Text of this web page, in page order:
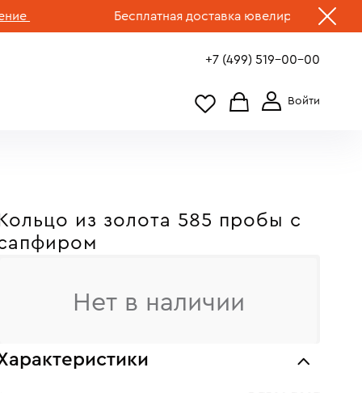
Бесплатная доставка ювелирных изделий по
+7 (499) 519-00-00
Кольцо из золота 585 пробы c
Нет в наличии